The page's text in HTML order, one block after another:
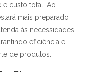
e custo total. Ao
mais preparado
às necessidades
eficiência e
de produtos.